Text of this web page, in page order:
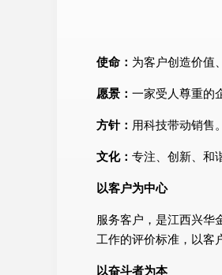
使命： 为客户创造价值
愿景： 一家受人尊重的
方针： 用科技带动销售。
文化： 专注、创新、和
以客户为中心
服务客户，是江西兴华
工作的评价标准，以客
以奋斗者为本